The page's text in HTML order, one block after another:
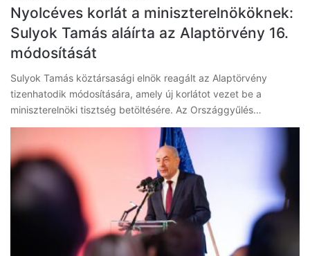
Nyolcéves korlát a miniszterelnököknek:
Sulyok Tamás aláírta az Alaptörvény 16.
módosítását
Sulyok Tamás köztársasági elnök reagált az Alaptörvény
tizenhatodik módosítására, amely új korlátot vezet be a
miniszterelnöki tisztség betöltésére. Az Országgyűlés…